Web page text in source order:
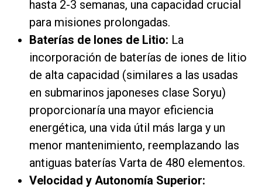
hasta 2-3 semanas, una capacidad crucial
para misiones prolongadas.
Baterías de Iones de Litio: La
incorporación de baterías de iones de litio
de alta capacidad (similares a las usadas
en submarinos japoneses clase Soryu)
proporcionaría una mayor eficiencia
energética, una vida útil más larga y un
menor mantenimiento, reemplazando las
antiguas baterías Varta de 480 elementos.
Velocidad y Autonomía Superior: